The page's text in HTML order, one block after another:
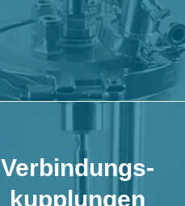
Verbindungs-
kupplungen